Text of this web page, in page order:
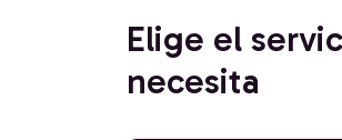
Elige el
necesita